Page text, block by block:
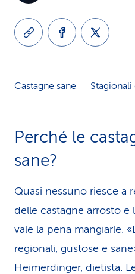
r
i
z
o
Castagne sane
Perché le
sane?
Quasi nessuno riesce a
delle castagne arrosto
vale la pena mangiarle.
regionali, gustose e
Heimerdinger, dietista.